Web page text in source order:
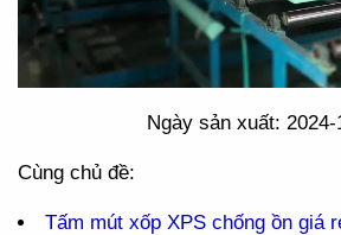
Ngày sản xuất: 2024-
Cùng chủ đề:
Tấm mút xốp XPS chống ồn giá